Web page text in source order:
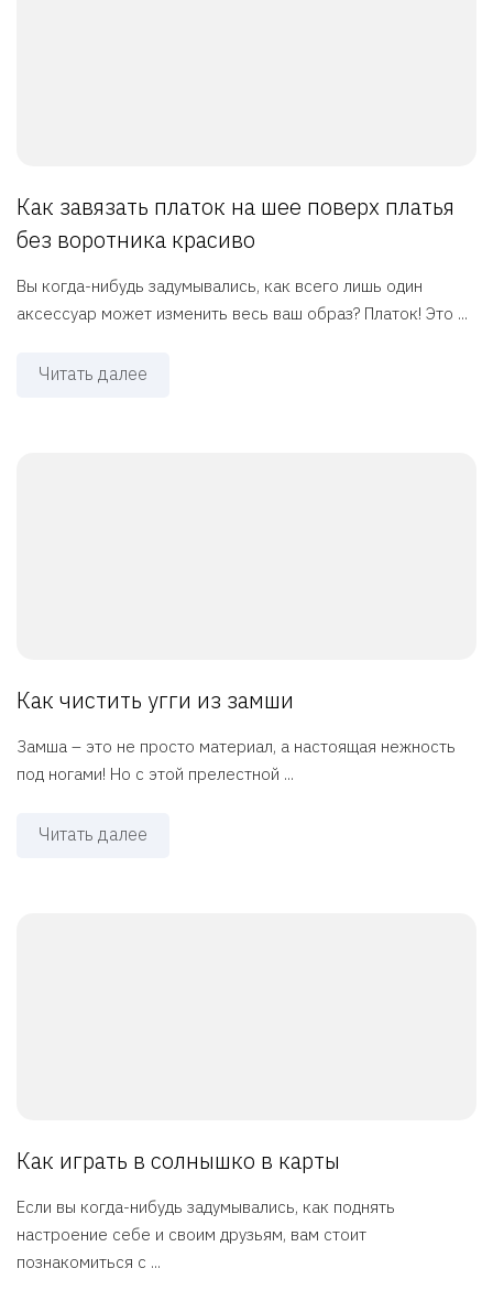
Как завязать платок на шее поверх платья
без воротника красиво
Вы когда-нибудь задумывались, как всего лишь один
аксессуар может изменить весь ваш образ? Платок! Это ...
Читать далее
Как чистить угги из замши
Замша – это не просто материал, а настоящая нежность
под ногами! Но с этой прелестной ...
Читать далее
Как играть в солнышко в карты
Если вы когда-нибудь задумывались, как поднять
настроение себе и своим друзьям, вам стоит
познакомиться с ...